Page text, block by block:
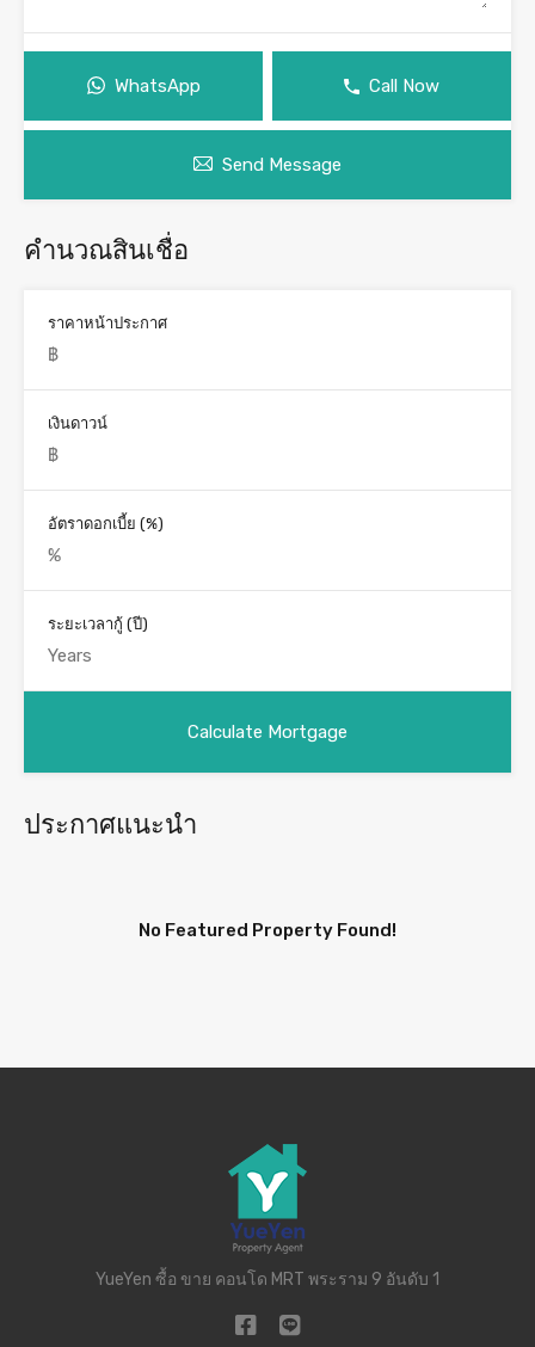
WhatsApp Call Now
Send Message
คำนวณสินเชื่อ
ราคาหน้าประกาศ
เงินดาวน์
อัตราดอกเบี้ย (%)
ระยะเวลากู้ (ปี)
ประกาศแนะนำ
No Featured Property Found!
YueYen ซื้อ ขาย คอนโด MRT พระราม 9 อันดับ 1